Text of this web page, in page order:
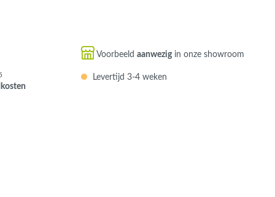
Bruin - Cotto - Moka
Voorbeeld aanwezigin onze showroom
Levertijd 3-4 weken